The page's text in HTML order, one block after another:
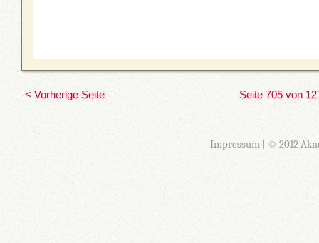
< Vorherige Seite Seite 705 von
Impressum| © 2012